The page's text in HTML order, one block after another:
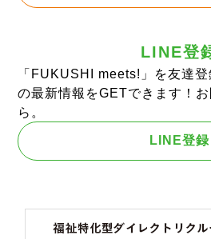
LINE登
「FUKUSHI meets!」を友達
の最新情報をGETできます！
ら。
LINE登録